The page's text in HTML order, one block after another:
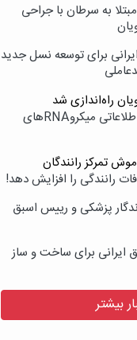
به سرطان با جراحی
برای توسعه نسل جدید
راه‌اندازی شد
نامیرا؛ جامع‌ترین بانک اطلاعاتی میکروRNAهای
تمرکز رانندگان
رانندگی را افزایش دهد!
پزشکی و رییس اسبق
ایرانی برای ساخت و ساز
بیشتر